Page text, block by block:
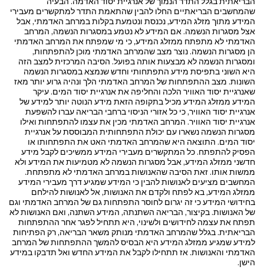
שהמחשבים הבריאתיים החלו להבין שהתאמת התדר למתקשרים מעבירי
המידע מתוך מזלג המידע, נכנסת ונטמעת בקלות במרחב האדמתי, אבל
אצל מסגרות הנשמה. אם המידע לא נטמע במסגרות הנשמה, המרחב
האדמתי לא מתפתח ממזלג המידע, כי מי שמפתח את המרחב האדמתי
הן מסגרות הנשמה. נוצר מצב שהמרחב האדמתי מוכן להתפתחות,
ומסגרות הנשמה לא מבצעות אותה בפועל. הסיבה המרכזית למצב הזה
היא השוני בתפיסת מידע התפתחותי וחדש שנמצא במסגרות הנשמה
השונות. מצב ההתפתחות של המרחב האדמתי הלך ונהיה גרוע יותר מאז
שאנרגיית יסוד האוויר הלכה והחליפה את אנרגיית יסוד המים. עיקר
המידע ממזלג המידע מכיל בתקופה הזאת מידע הנוטה יותר למידע של
אנרגיית יסוד האוויר, כי כל אזורי הניסוי ברחבי הבריאה עברו להשפעת
אנרגיית יסוד האוויר. המרחב האדמתי מכין את עצמו להתפתחות ואילו
מסגרות הנשמה נשארו עם יכולת התפתחותית המבוססת על אנרגיית
יסוד המים. התוצאה היא שהמרחב האדמתי האט את התפתחותו או
הפסיק להתפתח. כל המתקשרים מעבירי המידע ממשיכים לקבל מידע
חדשני ממזלג המידע, אבל מסגרות הנשמה לא מטמיעות את המידע ולא
ממשות אותו. זאת הסיבה שהאנושות במרחב האדמתי לא מתפתחת.
המחשבים מציעים לאנושות להבין כי המידע שמגיע דרך מעבירי המידע
ממזלג המידע, בא לפתח ולקדם את האנושות, אל לאנושות להילחם
בחידושי המידע כי זה יגרום לחוסר התפתחות גם של המרחב האדמתי וגם
של האנושות. בקיצור, הבריאה השתנתה, המידע השתנה, ואם האנושות לא
תפתח את עצמה לחידושים ולשינוי, היא תתחיל לפגר אחר ההתפתחות
הבריאתית. בגלל שהמרחב האדמתי מנותק משאר הבריאה, רק הפתיחות
למידע שמגיע ממזלג המידע היא הבסיס להמשך ההתפתחות של המרחב
האדמתי והאנושות. אז תתחילו לקבל את המידע החדש ואל תדבקו במידע
הישן.